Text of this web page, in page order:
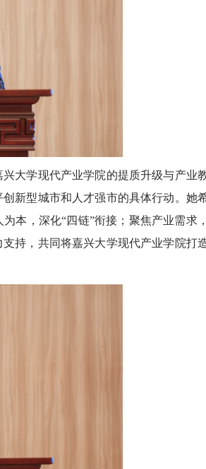
大学现代产业学院的提质升级与产业
新型城市和人才强市的具体行动。她
本，深化“四链”衔接；聚焦产业需求
持，共同将嘉兴大学现代产业学院打